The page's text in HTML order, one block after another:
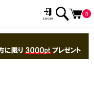
0